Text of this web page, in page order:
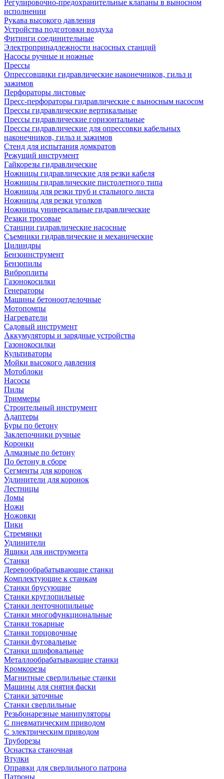
Регулировочно-предохранительные клапаны в выносном
исполнении
Рукава высокого давления
Устройства подготовки воздуха
Фитинги соединительные
Электропринадлежности насосных станций
Насосы ручные и ножные
Прессы
Опрессовщики гидравлические наконечников, гильз и
зажимов
Перфораторы листовые
Пресс-перфораторы гидравлические с выносным насосом
Прессы гидравлические вертикальные
Прессы гидравлические горизонтальные
Прессы гидравлические для опрессовки кабельных
наконечников, гильз и зажимов
Стенд для испытания домкратов
Режущий инструмент
Гайкорезы гидравлические
Ножницы гидравлические для резки кабеля
Ножницы гидравлические пистолетного типа
Ножницы для резки труб и стального листа
Ножницы для резки уголков
Ножницы универсальные гидравлические
Резаки тросовые
Станции гидравлические насосные
Съемники гидравлические и механические
Цилиндры
Бензоинструмент
Бензопилы
Виброплиты
Газонокосилки
Генераторы
Машины бетоноотделочные
Мотопомпы
Нагреватели
Садовый инструмент
Аккумуляторы и зарядные устройства
Газонокосилки
Культиваторы
Мойки высокого давления
Мотоблоки
Насосы
Пилы
Триммеры
Строительный инструмент
Адаптеры
Буры по бетону
Заклепочники ручные
Коронки
Алмазные по бетону
По бетону в сборе
Сегменты для коронок
Удлинители для коронок
Лестницы
Ломы
Ножи
Ножовки
Пики
Стремянки
Удлинители
Ящики для инструмента
Станки
Деревообрабатывающие станки
Комплектующие к станкам
Станки брусующие
Станки круглопильные
Станки ленточнопильные
Станки многофункциональные
Станки токарные
Станки торцовочные
Станки фуговальные
Станки шлифовальные
Металлообрабатывающие станки
Кромкорезы
Магнитные сверлильные станки
Машины для снятия фаски
Станки заточные
Станки сверлильные
Резьбонарезные манипуляторы
С пневматическим приводом
С электрическим приводом
Труборезы
Оснастка станочная
Втулки
Оправки для сверлильного патрона
Патроны